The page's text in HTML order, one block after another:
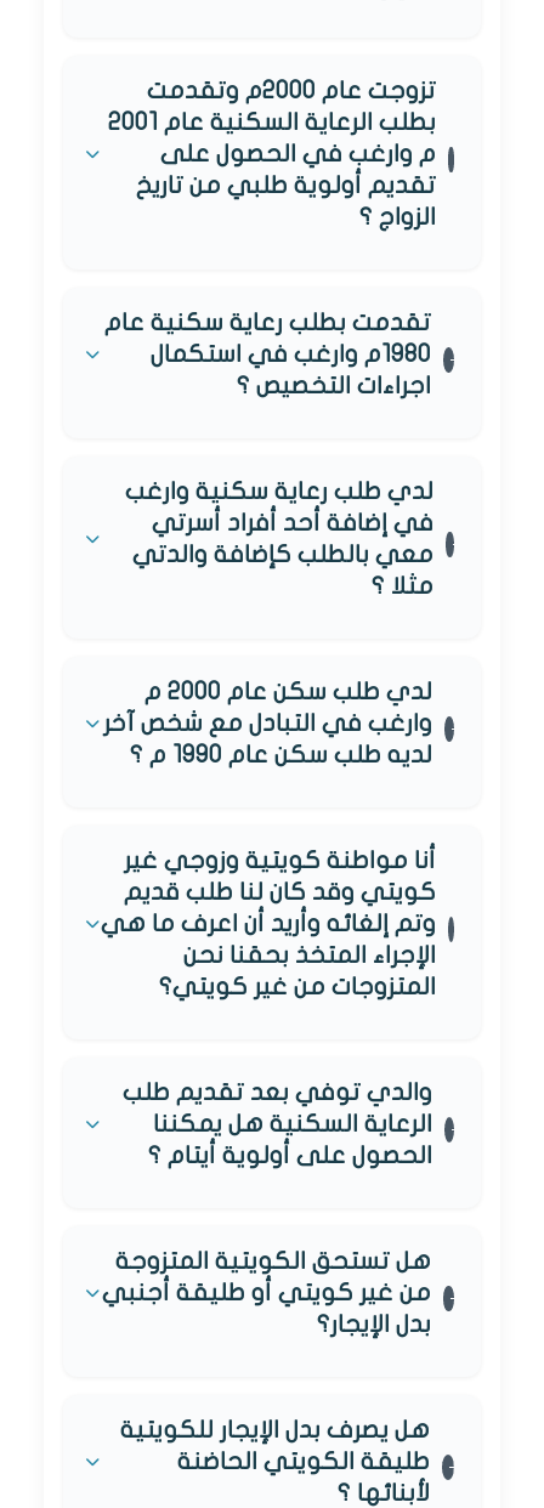
تزوجت عام 2000م وتقدمت
بطلب الرعاية السكنية عام 2001
م وارغب في الحصول على
تقديم أولوية طلبي من تاريخ
الزواج ؟
تقدمت بطلب رعاية سكنية عام
1980م وارغب في استكمال
اجراءات التخصيص ؟
لدي طلب رعاية سكنية وارغب
في إضافة أحد أفراد أسرتي
معي بالطلب كإضافة والدتي
مثلا ؟
لدي طلب سكن عام 2000 م
وارغب في التبادل مع شخص آخر
لديه طلب سكن عام 1990 م ؟
أنا مواطنة كويتية وزوجي غير
كويتي وقد كان لنا طلب قديم
وتم إلغائه وأريد أن اعرف ما هي
الإجراء المتخذ بحقنا نحن
المتزوجات من غير كويتي؟
والدي توفي بعد تقديم طلب
الرعاية السكنية هل يمكننا
الحصول على أولوية أيتام ؟
هل تستحق الكويتية المتزوجة
من غير كويتي أو طليقة أجنبي
بدل الإيجار؟
هل يصرف بدل الإيجار للكويتية
طليقة الكويتي الحاضنة
لأبنائها ؟